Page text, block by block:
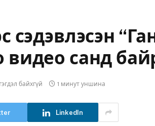
сэдэвлэсэн
видео санд
байхгүй 1 минут уншина
LinkedIn